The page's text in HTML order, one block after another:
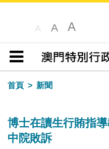
A A A
目錄
首頁
新聞
博士在讀生行賄指
中院敗訴